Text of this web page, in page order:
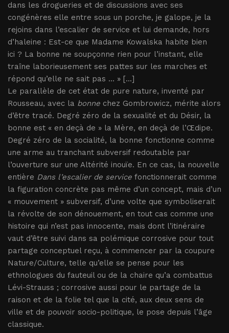
dans les drogueries et de discussions avec ses
congénères elle entre sous un porche, je galope, je la
rejoins dans l’escalier de service et lui demande, hors
d’haleine : Est-ce que Madame Kowalska habite bien
ici ? La bonne ne soupçonne rien pour l’instant, elle
traîne laborieusement ses pattes sur les marches et
répond qu’elle ne sait pas ... » [...]
Le parallèle de cet état de pure nature, inventé par
Rousseau, avec la bonne chez Gombrowicz, mérite alors
d’être tracé. Degré zéro de la sexualité et du Désir, la
bonne est « en deçà de » la Mère, en deçà de l’Œdipe.
Degré zéro de la socialité, la bonne fonctionne comme
une arme au tranchant subversif redoutable par
l’ouverture sur une Altérité inouïe. En ce cas, la nouvelle
entière Dans l’escalier de service fonctionnerait comme
la figuration concrète pas même d’un concept, mais d’un
« mouvement » subversif, d’une volte que symboliserait
la révolte de son dénouement, en tout cas comme une
histoire qui n’est pas innocente, mais dont l’itinéraire
vaut d’être suivi dans sa polémique corrosive pour tout
partage conceptuel reçu, à commencer par la coupure
Nature/Culture, telle qu’elle se pense pour les
ethnologues du fauteuil ou de la chaire qu’a combattus
Lévi-Strauss ; corrosive aussi pour le partage de la
raison et de la folie tel que la cité, aux deux sens de
ville et de pouvoir socio-politique, le pose depuis l’âge
classique.